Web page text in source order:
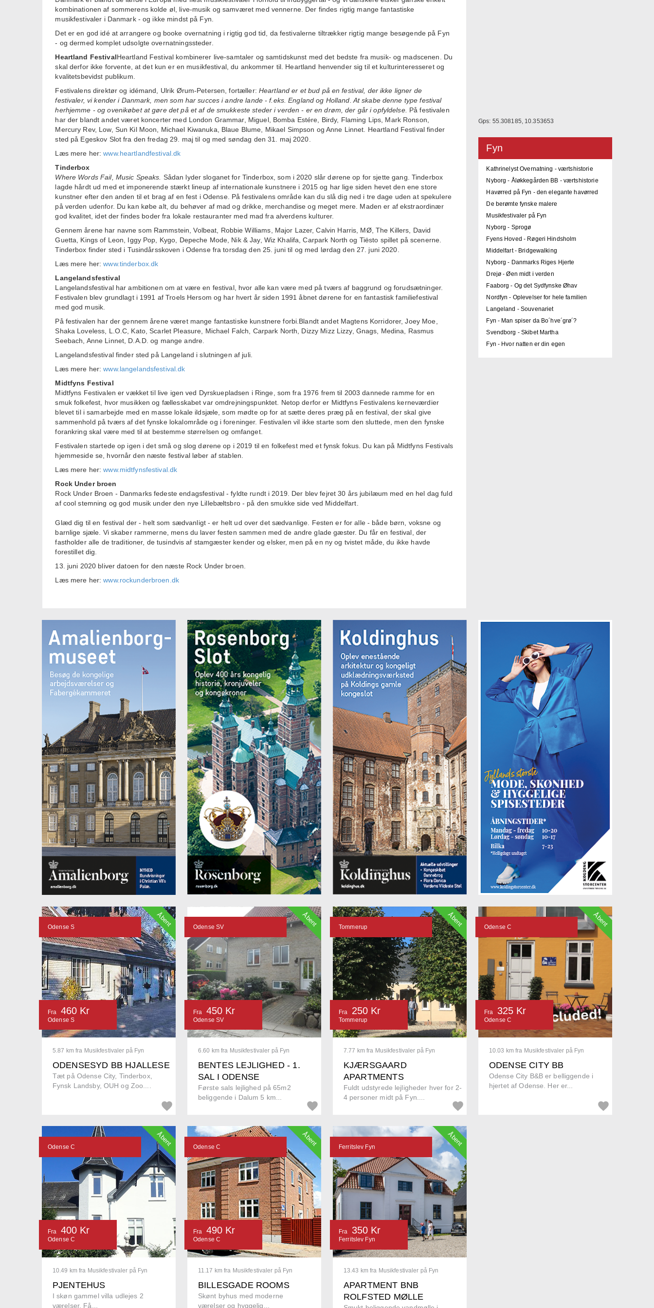
kombinationen af sommerens kolde øl, live-musik og samværet med vennerne. Der findes rigtig mange fantastiske
musikfestivaler i Danmark - og ikke mindst på Fyn.
Det er en god idé at arrangere og booke overnatning i rigtig god tid, da festivalerne tiltrækker rigtig mange besøgende på Fyn
- og dermed komplet udsolgte overnatningssteder.
Heartland FestivalHeartland Festival kombinerer live-samtaler og samtidskunst med det bedste fra musik- og madscenen. Du
skal derfor ikke forvente, at det kun er en musikfestival, du ankommer til. Heartland henvender sig til et kulturinteresseret og
kvalitetsbevidst publikum.
Festivalens direktør og idémand, Ulrik Ørum-Petersen, fortæller: Heartland er et bud på en festival, der ikke ligner de
festivaler, vi kender i Danmark, men som har succes i andre lande - f.eks. England og Holland. At skabe denne type festival
herhjemme - og ovenikøbet at gøre det på et af de smukkeste steder i verden - er en drøm, der går i opfyldelse. På festivalen
har der blandt andet været koncerter med London Grammar, Miguel, Bomba Estére, Birdy, Flaming Lips, Mark Ronson,
Mercury Rev, Low, Sun Kil Moon, Michael Kiwanuka, Blaue Blume, Mikael Simpson og Anne Linnet. Heartland Festival finder
sted på Egeskov Slot fra den fredag 29. maj til og med søndag den 31. maj 2020.
Læs mere her:www.heartlandfestival.dk
Tinderbox
Where Words Fail, Music Speaks. Sådan lyder sloganet for Tinderbox, som i 2020 slår dørene op for sjette gang. Tinderbox
lagde hårdt ud med et imponerende stærkt lineup af internationale kunstnere i 2015 og har lige siden hevet den ene store
kunstner efter den anden til et brag af en fest i Odense. På festivalens område kan du slå dig ned i tre dage uden at spekulere
på verden udenfor. Du kan købe alt, du behøver af mad og drikke, merchandise og meget mere. Maden er af ekstraordinær
god kvalitet, idet der findes boder fra lokale restauranter med mad fra alverdens kulturer.
Gennem årene har navne som Rammstein, Volbeat, Robbie Williams, Major Lazer, Calvin Harris, MØ, The Killers, David
Guetta, Kings of Leon, Iggy Pop, Kygo, Depeche Mode, Nik & Jay, Wiz Khalifa, Carpark North og Tiësto spillet på scenerne.
Tinderbox finder sted i Tusindårsskoven i Odense fra torsdag den 25. juni til og med lørdag den 27. juni 2020.
Læs mere her:www.tinderbox.dk
Langelandsfestival
Langelandsfestival har ambitionen om at være en festival, hvor alle kan være med på tværs af baggrund og forudsætninger.
Festivalen blev grundlagt i 1991 af Troels Hersom og har hvert år siden 1991 åbnet dørene for en fantastisk familiefestival
med god musik.
På festivalen har der gennem årene været mange fantastiske kunstnere forbi.Blandt andet Magtens Korridorer, Joey Moe,
Shaka Loveless, L.O.C, Kato, Scarlet Pleasure, Michael Falch, Carpark North, Dizzy Mizz Lizzy, Gnags, Medina, Rasmus
Seebach, Anne Linnet, D.A.D. og mange andre.
Langelandsfestival finder sted på Langeland i slutningen af juli.
Læs mere her:www.langelandsfestival.dk
Midtfyns Festival
Midtfyns Festivalen er vækket til live igen ved Dyrskuepladsen i Ringe, som fra 1976 frem til 2003 dannede ramme for en
smuk folkefest, hvor musikken og fællesskabet var omdrejningspunktet. Netop derfor er Midtfyns Festivalens kerneværdier
blevet til i samarbejde med en masse lokale ildsjæle, som mødte op for at sætte deres præg på en festival, der skal give
sammenhold på tværs af det fynske lokalområde og i foreninger. Festivalen vil ikke starte som den sluttede, men den fynske
forankring skal være med til at bestemme størrelsen og omfanget.
Festivalen startede op igen i det små og slog dørene op i 2019 til en folkefest med et fynsk fokus. Du kan på Midtfyns Festivals
hjemmeside se, hvornår den næste festival løber af stablen.
Læs mere her:www.midtfynsfestival.dk
Rock Under broen
Rock Under Broen - Danmarks fedeste endagsfestival - fyldte rundt i 2019. Der blev fejret 30 års jubilæum med en hel dag fuld
af cool stemning og god musik under den nye Lillebæltsbro - på den smukke side ved Middelfart.
Glæd dig til en festival der - helt som sædvanligt - er helt ud over det sædvanlige. Festen er for alle - både børn, voksne og
barnlige sjæle. Vi skaber rammerne, mens du laver festen sammen med de andre glade gæster. Du får en festival, der
fastholder alle de traditioner, de tusindvis af stamgæster kender og elsker, men på en ny og tvistet måde, du ikke havde
forestillet dig.
13. juni 2020 bliver datoen for den næste Rock Under broen.
Læs mere her:www.rockunderbroen.dk
Gps: 55.308185, 10.353653
Fyn
Kathrinelyst Overnatning - værtshistorie
Nyborg - Åløkkegården BB - værtshistorie
Havørred på Fyn - den elegante havørred
De berømte fynske malere
Musikfestivaler på Fyn
Nyborg - Sprogø
Fyens Hoved - Røgeri Hindsholm
Middelfart - Bridgewalking
Nyborg - Danmarks Riges Hjerte
Drejø - Øen midt i verden
Faaborg - Og det Sydfynske Øhav
Nordfyn - Oplevelser for hele familien
Langeland - Souvenariet
Fyn - Man spiser da Bo´hve´grø´?
Svendborg - Skibet Martha
Fyn - Hvor natten er din egen
5.87 km fra Musikfestivaler på Fyn
ODENSESYD BB HJALLESE
Tæt på Odense City, Tinderbox,
Fynsk Landsby, OUH og Zoo....
Odense S
Fra 460 Kr
Odense S
Åbent
6.60 km fra Musikfestivaler på Fyn
BENTES LEJLIGHED - 1.
SAL I ODENSE
Første sals lejlighed på 65m2
beliggende i Dalum 5 km...
Odense SV
Fra 450 Kr
Odense SV
Åbent
7.77 km fra Musikfestivaler på Fyn
KJÆRSGAARD
APARTMENTS
Fuldt udstyrede lejligheder hver for 2-
4 personer midt på Fyn....
Tommerup
Fra 250 Kr
Tommerup
Åbent
10.03 km fra Musikfestivaler på Fyn
ODENSE CITY BB
Odense City B&B er belliggende i
hjertet af Odense. Her er...
Odense C
Fra 325 Kr
Odense C
Åbent
10.49 km fra Musikfestivaler på Fyn
PJENTEHUS
I skøn gammel villa udlejes 2
værelser. Få...
Odense C
Fra 400 Kr
Odense C
Åbent
11.17 km fra Musikfestivaler på Fyn
BILLESGADE ROOMS
Skønt byhus med moderne
værelser og hyggelig...
Odense C
Fra 490 Kr
Odense C
Åbent
13.43 km fra Musikfestivaler på Fyn
APARTMENT BNB
ROLFSTED MØLLE
Ferritslev Fyn
Fra 350 Kr
Ferritslev Fyn
Åbent